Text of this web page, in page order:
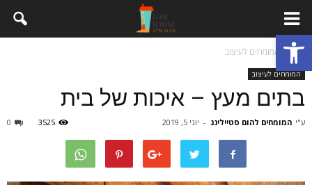
פתח סרגל נגישות
בית המומחים לעיצוב
המומחים לעיצוב
בתים מעץ – איכות של בית
ע"י המומחים להום סטיילינג - יוני 5, 2019 0 3525